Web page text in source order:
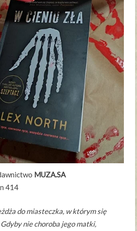
MUZA.SA
414
do miasteczka, w którym się
nie choroba jego matki,